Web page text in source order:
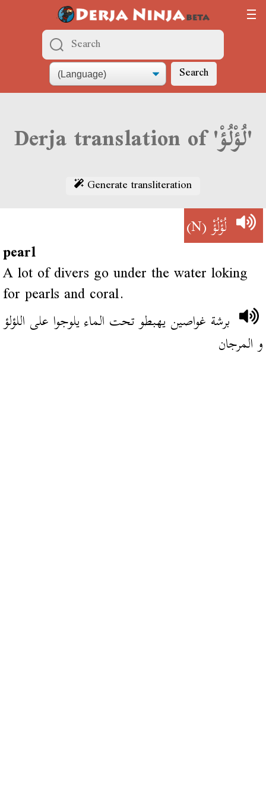
Search
Derja translation of 'لُؤْلُؤْ'
Generate transliteration
لُؤْلُؤْ(N)
pearl
A lot of divers go under the water loking
for pearls and coral.
برشة غواصين يهبطو تحت الماء يلوجوا على اللؤلؤ
و المرجان